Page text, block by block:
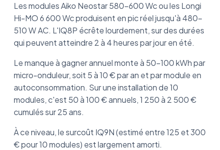
Les modules Aiko Neostar 580-600 Wc ou les Longi
Hi-MO 6 600 Wc produisent en pic réel jusqu'à 480-
510 W AC. L'IQ8P écrête lourdement, sur des durées
qui peuvent atteindre 2 à 4 heures par jour en été.
Le manque à gagner annuel monte à 50-100 kWh par
micro-onduleur, soit 5 à 10 € par an et par module en
autoconsommation. Sur une installation de 10
modules, c'est 50 à 100 € annuels, 1 250 à 2 500 €
cumulés sur 25 ans.
À ce niveau, le surcoût IQ9N (estimé entre 125 et 300
€ pour 10 modules) est largement amorti.